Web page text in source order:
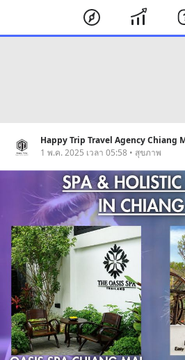
1 พ.ค. 2025 เวลา 05:58 • สุขภาพ